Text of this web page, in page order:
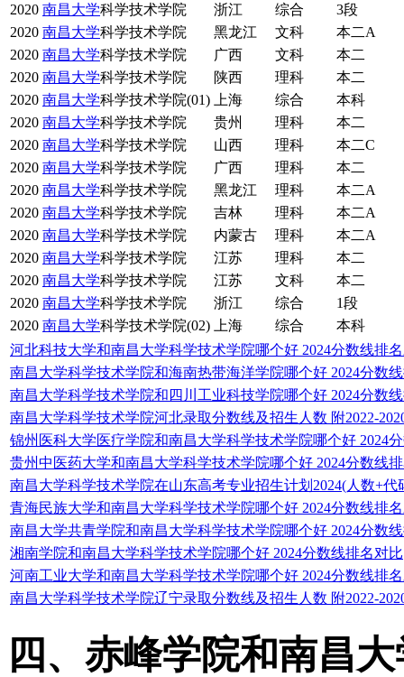
2020 南昌大学科学技术学院 浙江 综合
3段
2020 南昌大学科学技术学院 黑龙江 文科
本二A
2020 南昌大学科学技术学院 广西 文科
本二
2020 南昌大学科学技术学院 陕西 理科
本二
2020 南昌大学科学技术学院(01) 上海 综合
本科
2020 南昌大学科学技术学院 贵州 理科
本二
2020 南昌大学科学技术学院 山西 理科
本二C
2020 南昌大学科学技术学院 广西 理科
本二
2020 南昌大学科学技术学院 黑龙江 理科
本二A
2020 南昌大学科学技术学院 吉林 理科
本二A
2020 南昌大学科学技术学院 内蒙古 理科
本二A
2020 南昌大学科学技术学院 江苏 理科
本二
2020 南昌大学科学技术学院 江苏 文科
本二
2020 南昌大学科学技术学院 浙江 综合
1段
2020 南昌大学科学技术学院(02) 上海 综合
本科
河北科技大学和南昌大学科学技术学院哪个好 2024分数线排
南昌大学科学技术学院和海南热带海洋学院哪个好 2024分数
南昌大学科学技术学院和四川工业科技学院哪个好 2024分数
南昌大学科学技术学院河北录取分数线及招生人数 附2022-
锦州医科大学医疗学院和南昌大学科学技术学院哪个好 2024
贵州中医药大学和南昌大学科学技术学院哪个好 2024分数线
南昌大学科学技术学院在山东高考专业招生计划2024(人数+代
青海民族大学和南昌大学科学技术学院哪个好 2024分数线排
南昌大学共青学院和南昌大学科学技术学院哪个好 2024分数
湘南学院和南昌大学科学技术学院哪个好 2024分数线排名对比
河南工业大学和南昌大学科学技术学院哪个好 2024分数线排
南昌大学科学技术学院辽宁录取分数线及招生人数 附2022-
四、赤峰学院和南昌